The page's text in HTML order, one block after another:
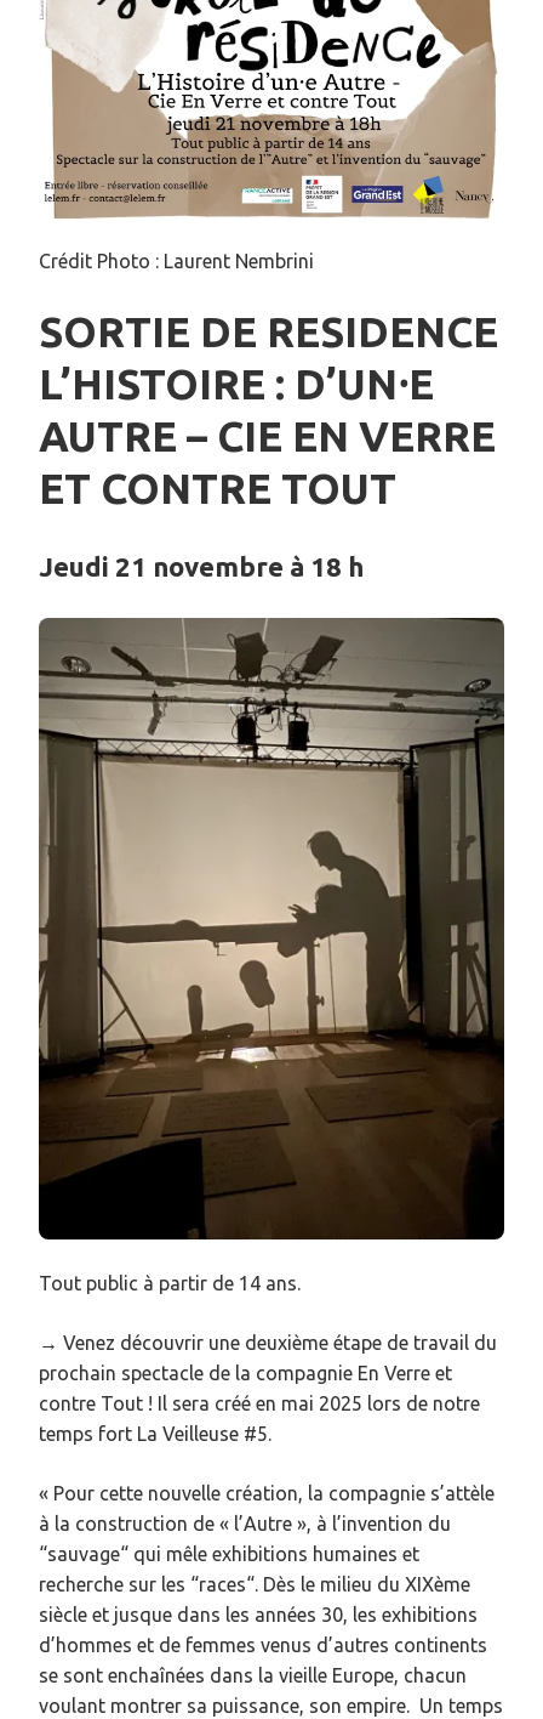
Crédit Photo : Laurent Nembrini
SORTIE DE RESIDENCE
L’HISTOIRE : D’UN⸱E
AUTRE – CIE EN VERRE
ET CONTRE TOUT
Jeudi 21 novembre à 18 h
Tout public à partir de 14 ans.
→ Venez découvrir une deuxième étape de travail du
prochain spectacle de la compagnie En Verre et
contre Tout ! Il sera créé en mai 2025 lors de notre
temps fort La Veilleuse #5.
« Pour cette nouvelle création, la compagnie s’attèle
à la construction de « l’Autre », à l’invention du
“sauvage“ qui mêle exhibitions humaines et
recherche sur les “races“. Dès le milieu du XIXème
siècle et jusque dans les années 30, les exhibitions
d’hommes et de femmes venus d’autres continents
se sont enchaînées dans la vieille Europe, chacun
voulant montrer sa puissance, son empire. Un temps